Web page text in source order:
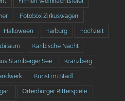
Fotobox Zirkuswagen
Halloween Harburg Hochzeit
Karibische Nacht
Starnberger See Kranzberg
Kunst im Stadl
Ortenburger Ritterspiele